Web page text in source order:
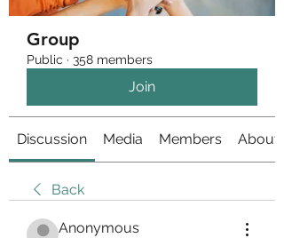
Group
Public · 358 members
Join
Discussion Media Members About
Back
Anonymous